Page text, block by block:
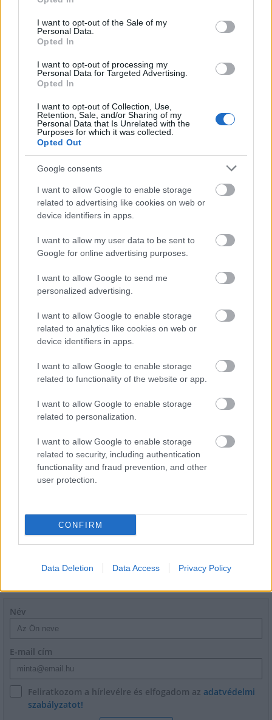
use your data for below specified purposes in below Google
consent section.
I want to opt-out of the Sale of my
Personal Data.
Opted In
I want to opt-out of processing my
Personal Data for Targeted Advertising.
Opted In
I want to opt-out of Collection, Use,
Retention, Sale, and/or Sharing of my
Personal Data that Is Unrelated with the
Purposes for which it was collected.
Opted Out
Google consents
I want to allow Google to enable storage
related to advertising like cookies on web or
device identifiers in apps.
I want to allow my user data to be sent to
Google for online advertising purposes.
I want to allow Google to send me
personalized advertising.
I want to allow Google to enable storage
related to analytics like cookies on web or
device identifiers in apps.
I want to allow Google to enable storage
related to functionality of the website or app.
I want to allow Google to enable storage
related to personalization.
I want to allow Google to enable storage
related to security, including authentication
functionality and fraud prevention, and other
user protection.
CONFIRM
Data Deletion Data Access Privacy Policy
belvárosa
Újabb településekkel lépett előre a tizennégy megyére
kiterjedő állomásfelújítási program
Helyi hírek
Harmonia Albensis: négy nyári koncerttel tölti meg
Székesfehérvár templomait
Név
E-mail cím
Feliratkozom a hírlevélre és elfogadom az adatvédelmi
szabályzatot!